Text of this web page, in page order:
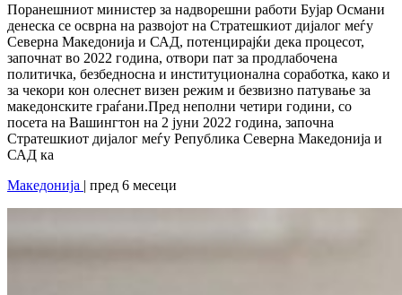
Поранешниот министер за надворешни работи Бујар Османи
денеска се осврна на развојот на Стратешкиот дијалог меѓу
Северна Македонија и САД, потенцирајќи дека процесот,
започнат во 2022 година, отвори пат за продлабочена
политичка, безбедносна и институционална соработка, како и
за чекори кон олеснет визен режим и безвизно патување за
македонските граѓани.Пред неполни четири години, со
посета на Вашингтон на 2 јуни 2022 година, започна
Стратешкиот дијалог меѓу Република Северна Македонија и
САД ка
Македонија | пред 6 месеци